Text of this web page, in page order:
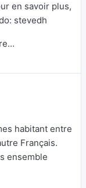
en savoir plus,
stevedh
habitant entre
Français.
ensemble